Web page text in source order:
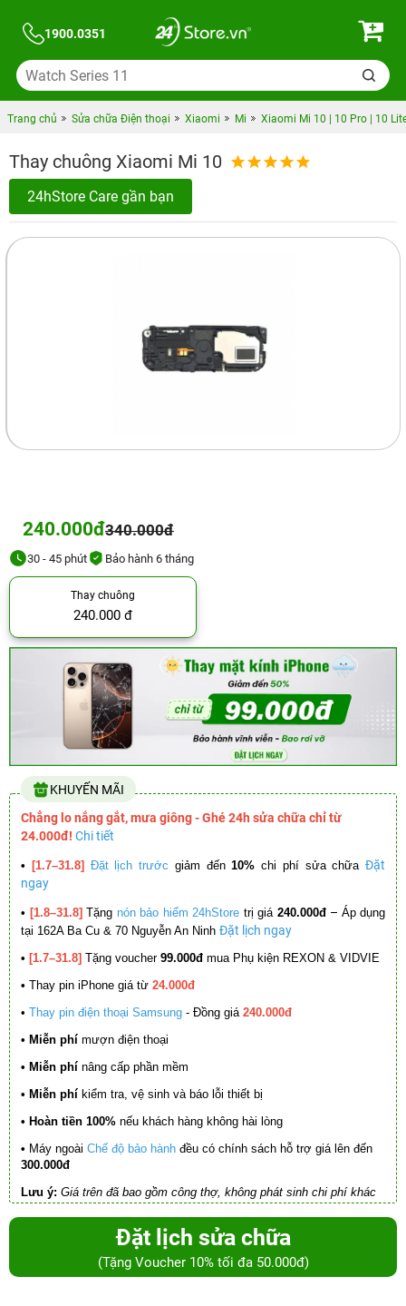
1900.0351
Trang chủ Sửa chữa Điện thoại Xiaomi Mi Xiaomi Mi 10 | 10 Pro | 10
Thay chuông Xiaomi Mi 10
24hStore Care gần bạn
240.000đ340.000đ
30 - 45 phút Bảo hành 6 tháng
Thay chuông
240.000 đ
KHUYẾN MÃI
Chẳng lo nắng gắt, mưa giông - Ghé 24h sửa chữa chỉ từ
24.000đ! Chi tiết
• [1.7–31.8] Đặt lịch trước giảm đến10% chi phí sửa chữa Đặt
ngay
• [1.8–31.8] Tặng nón bảo hiểm 24hStore trị giá 240.000đ – Áp dụng
tại 162A Ba Cu & 70 Nguyễn An Ninh Đặt lịch ngay
• [1.7–31.8] Tặng voucher 99.000đ mua Phụ kiện REXON & VIDVIE
• Thay pin iPhone giá từ 24.000đ
• Thay pin điện thoại Samsung - Đồng giá 240.000đ
• Miễn phí mượn điện thoại
• Miễn phí nâng cấp phần mềm
• Miễn phí kiểm tra, vệ sinh và báo lỗi thiết bị
• Hoàn tiền 100% nếu khách hàng không hài lòng
• Máy ngoài Chế độ bảo hành đều có chính sách hỗ trợ giá lên đến
300.000đ
Lưu ý: Giá trên đã bao gồm công thợ, không phát sinh chi phí khác
Đặt lịch sửa chữa
(Tặng Voucher 10% tối đa 50.000đ)